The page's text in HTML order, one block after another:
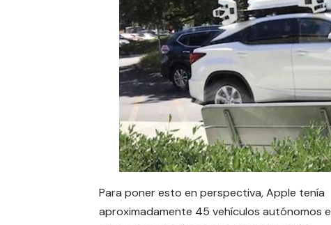
Para poner esto en perspectiva,Apple tenía
aproximadamente 45 vehículos autónomos